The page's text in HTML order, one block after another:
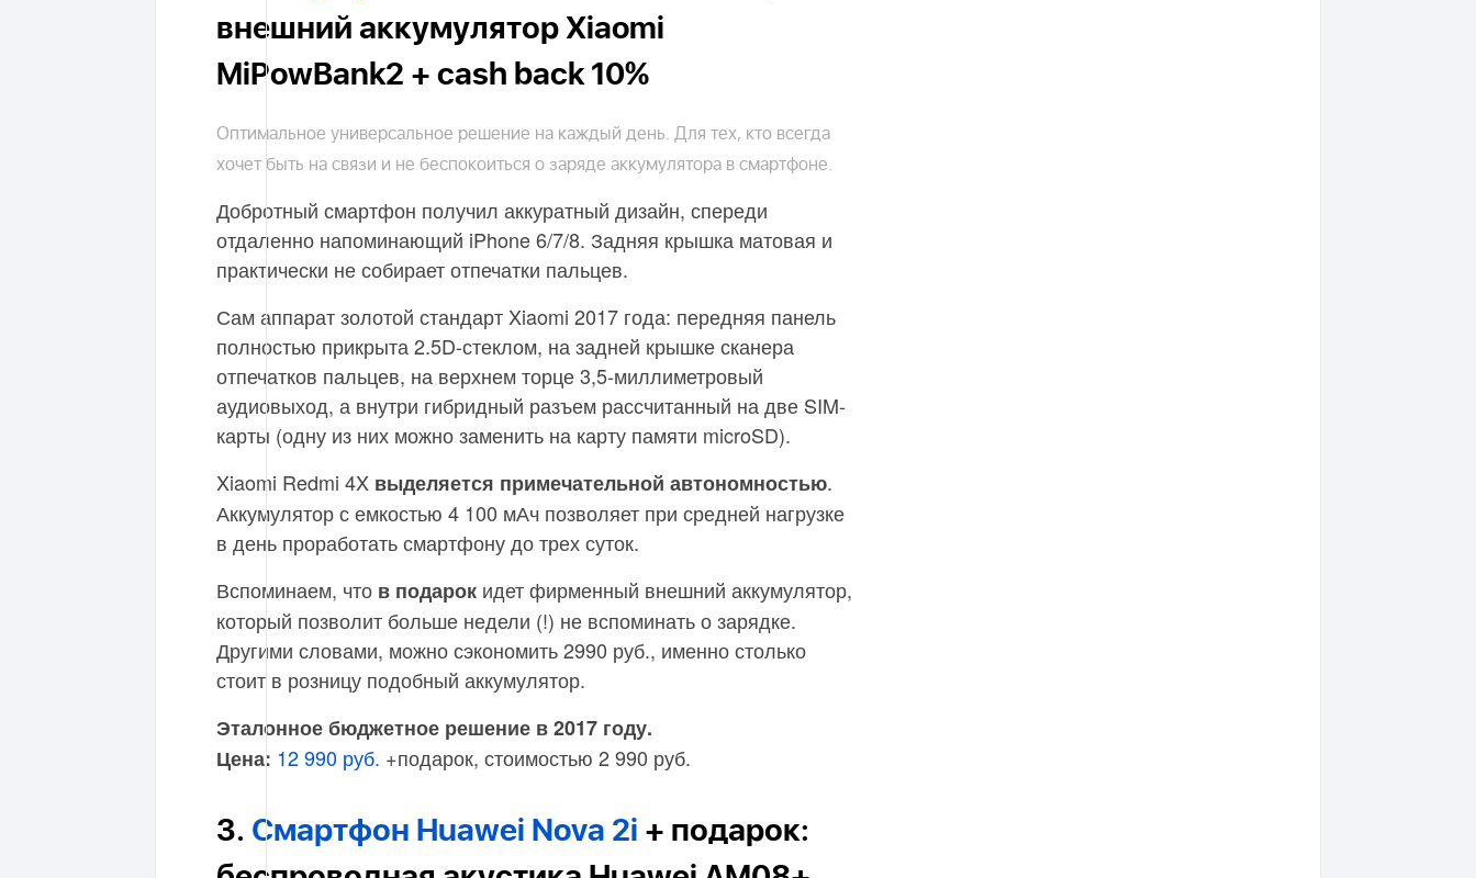
внешний аккумулятор Xiaomi
MiPowBank2 + cash back 10%
Оптимальное универсальное решение на каждый день. Для тех, кто всегда
хочет быть на связи и не беспокоиться о заряде аккумулятора в смартфоне.
Добротный смартфон получил аккуратный дизайн, спереди
отдаленно напоминающий iPhone 6/7/8. Задняя крышка матовая и
практически не собирает отпечатки пальцев.
Сам аппарат золотой стандарт Xiaomi 2017 года: передняя панель
полностью прикрыта 2.5D-стеклом, на задней крышке сканера
отпечатков пальцев, на верхнем торце 3,5-миллиметровый
аудиовыход, а внутри гибридный разъем рассчитанный на две SIM-
карты (одну из них можно заменить на карту памяти microSD).
Xiaomi Redmi 4X выделяется примечательной автономностью.
Аккумулятор с емкостью 4 100 мАч позволяет при средней нагрузке
в день проработать смартфону до трех суток.
Вспоминаем, что в подарок идет фирменный внешний аккумулятор,
который позволит больше недели (!) не вспоминать о зарядке.
Другими словами, можно сэкономить 2990 руб., именно столько
стоит в розницу подобный аккумулятор.
Эталонное бюджетное решение в 2017 году.
Цена: 12 990 руб. +подарок, стоимостью 2 990 руб.
3. Смартфон Huawei Nova 2i + подарок: